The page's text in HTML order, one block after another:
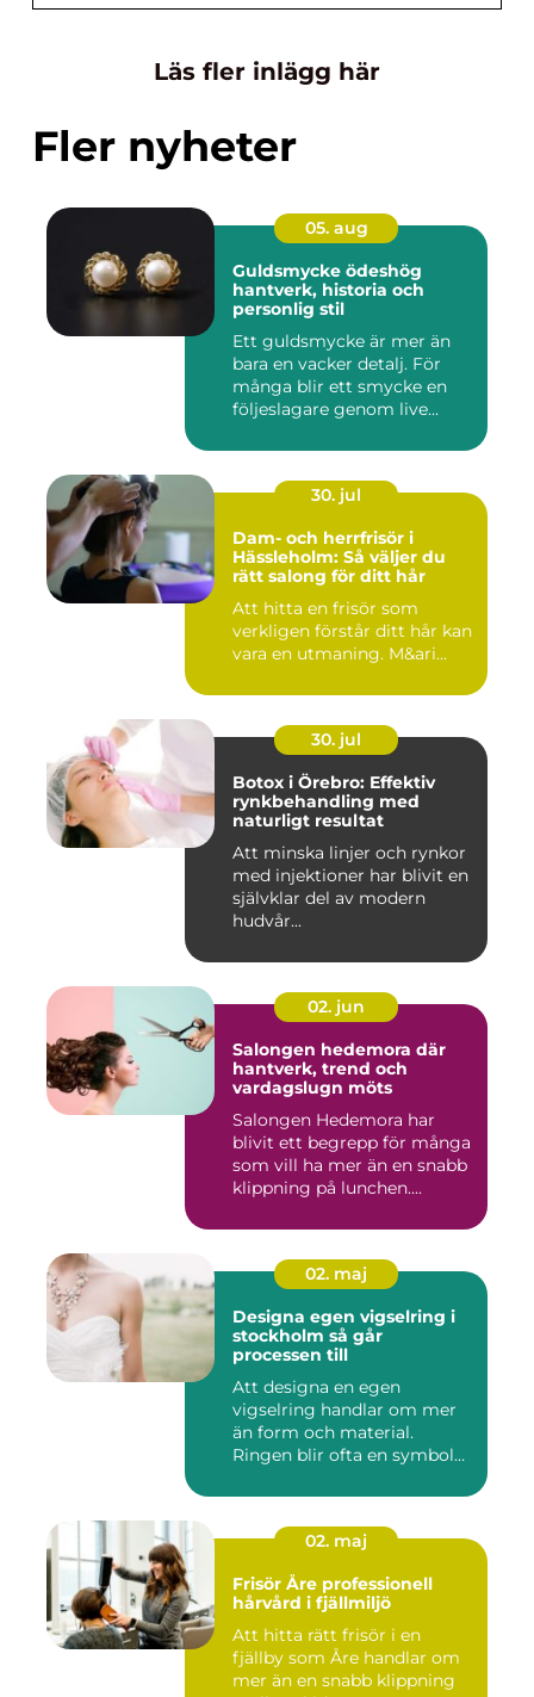
Läs fler inlägg här
Fler nyheter
05. aug
Guldsmycke ödeshög
hantverk, historia och
personlig stil
Ett guldsmycke är mer än
bara en vacker detalj. För
många blir ett smycke en
följeslagare genom live...
30. jul
Dam- och herrfrisör i
Hässleholm: Så väljer du
rätt salong för ditt hår
Att hitta en frisör som
verkligen förstår ditt hår kan
vara en utmaning. M&ari...
30. jul
Botox i Örebro: Effektiv
rynkbehandling med
naturligt resultat
Att minska linjer och rynkor
med injektioner har blivit en
självklar del av modern
hudvår...
02. jun
Salongen hedemora där
hantverk, trend och
vardagslugn möts
Salongen Hedemora har
blivit ett begrepp för många
som vill ha mer än en snabb
klippning på lunchen....
02. maj
Designa egen vigselring i
stockholm så går
processen till
Att designa en egen
vigselring handlar om mer
än form och material.
Ringen blir ofta en symbol
02. maj
Frisör Åre professionell
hårvård i fjällmiljö
Att hitta rätt frisör i en
fjällby som Åre handlar om
mer än en snabb klippning